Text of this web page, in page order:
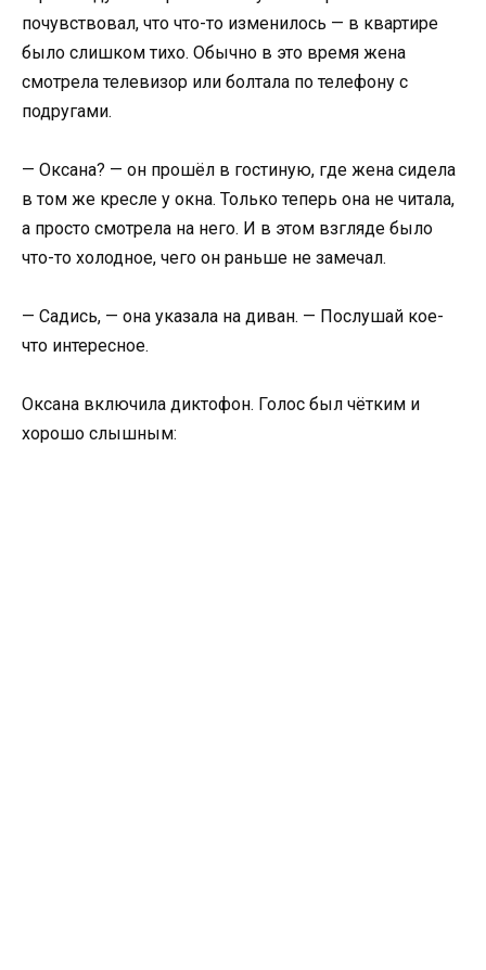
почувствовал, что что-то изменилось — в квартире
было слишком тихо. Обычно в это время жена
смотрела телевизор или болтала по телефону с
подругами.
— Оксана? — он прошёл в гостиную, где жена сидела
в том же кресле у окна. Только теперь она не читала,
а просто смотрела на него. И в этом взгляде было
что-то холодное, чего он раньше не замечал.
— Садись, — она указала на диван. — Послушай кое-
что интересное.
Оксана включила диктофон. Голос был чётким и
хорошо слышным: